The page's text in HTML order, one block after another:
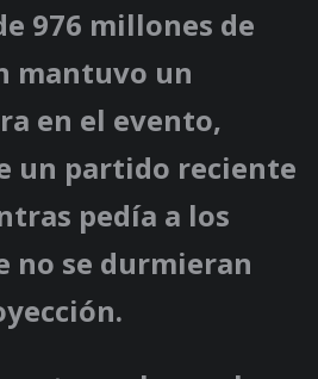
976 millones de
mantuvo un
en el evento,
un partido reciente
pedía a los
no se durmieran